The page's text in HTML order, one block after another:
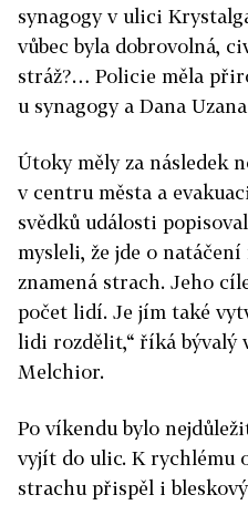
synagogy v ulici
vůbec byla dobrovolná,
stráž?… Policie měla
u synagogy a Dana
Útoky měly za následek
v centru města a
svědků události
mysleli, že jde o
znamená strach. Jeho
počet lidí. Je jím také
lidi rozdělit,“ říká bývalý
Melchior.
Po víkendu bylo
vyjít do ulic. K rychlému
strachu přispěl i